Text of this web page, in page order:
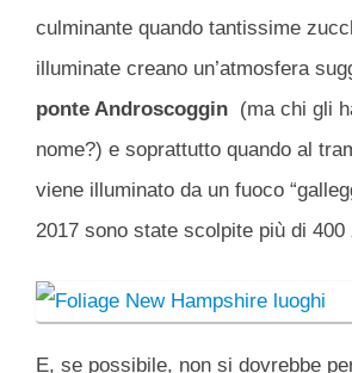
culminante quando tantissime
illuminate creano un’atmosfera
ponte Androscoggin (ma chi gli
nome?) e soprattutto quando al
viene illuminato da un fuoco
2017 sono state scolpite più di 400
E, se possibile, non si dovrebbe